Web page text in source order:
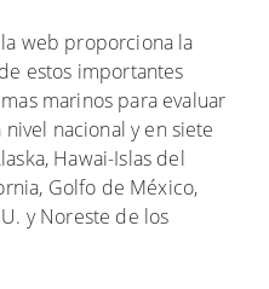
web proporciona la
estos importantes
marinos para evaluar
nacional y en siete
Hawai-Islas del
Golfo de México,
y Noreste de los